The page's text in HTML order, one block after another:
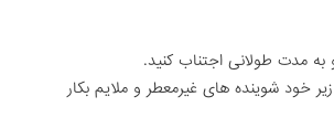
مدت طولانی اجتناب کنید.
شوینده های غیرمعطر و ملایم بکار